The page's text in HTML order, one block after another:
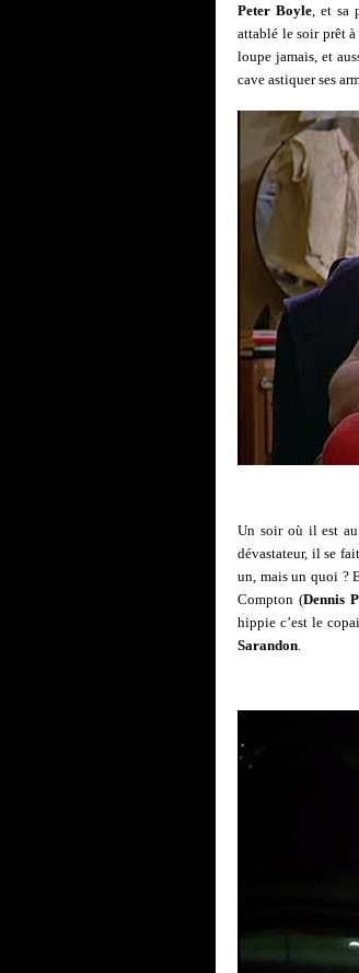
Peter Boyle , et
attablé le soir prêt à
loupe jamais, et
cave astiquer ses
Un soir où il est au
dévastateur, il se
un, mais un quoi ?
Compton (Dennis
hippie c’est le
Sarandon.